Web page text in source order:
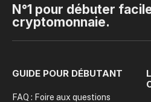
N°1 pour débuter
cryptomonnaie.
GUIDE POUR DÉBUTANT
FAQ : Foire aux questions